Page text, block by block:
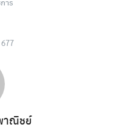
677
าณิชย์